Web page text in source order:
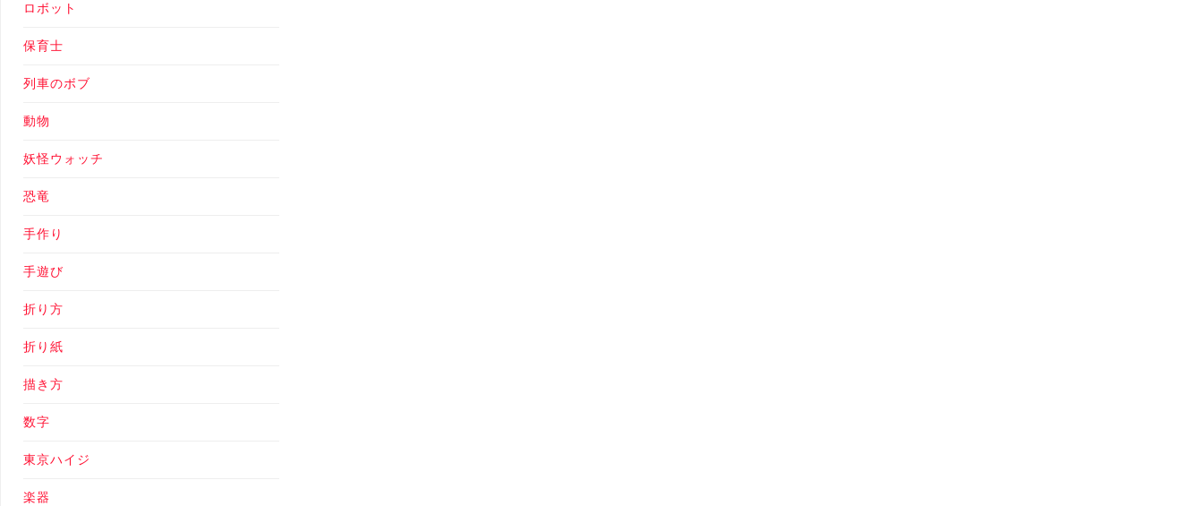
ロボット
保育士
列車のボブ
動物
妖怪ウォッチ
恐竜
手作り
手遊び
折り方
折り紙
描き方
数字
東京ハイジ
楽器